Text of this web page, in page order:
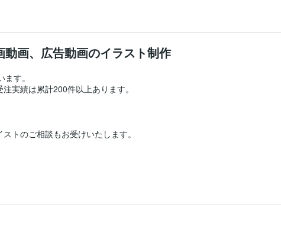
動画、広告動画のイラスト制作
す。
実績は累計200件以上あります。
トのご相談もお受けいたします。